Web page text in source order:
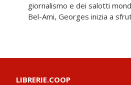
giornalismo e dei salotti
Bel-Ami, Georges inizia a
LIBRERIE.COOP